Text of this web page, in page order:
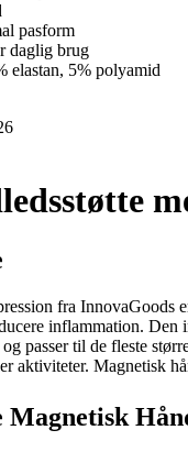
pasform
daglig brug
elastan, 5% polyamid
fra
inflammation. Den
passer til de fleste
aktiviteter. Magnetisk